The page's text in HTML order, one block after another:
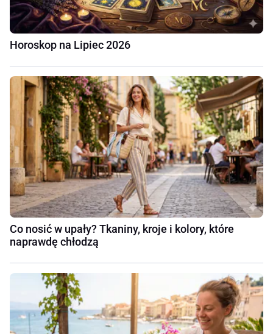
Horoskop na Lipiec 2026
Co nosić w upały? Tkaniny, kroje i kolory, które
naprawdę chłodzą